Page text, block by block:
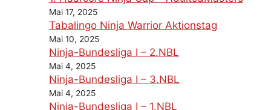
Mai 17, 2025
Tabalingo Ninja Warrior Aktionstag
Mai 10, 2025
Ninja-Bundesliga I – 2.NBL
Mai 4, 2025
Ninja-Bundesliga I – 3.NBL
Mai 4, 2025
Ninja-Bundesliga I – 1.NBL